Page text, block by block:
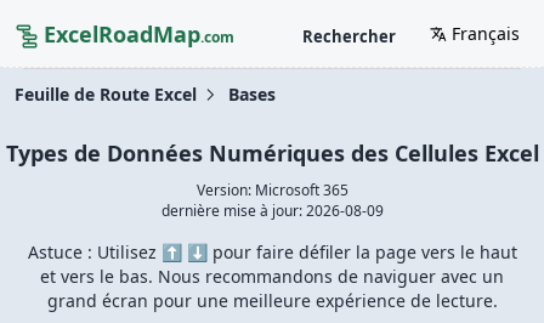
ExcelRoadMap.com Rechercher Français
Feuille de Route Excel Bases
Types de Données Numériques des Cellules Excel
Version: Microsoft 365
dernière mise à jour:2026-08-09
Astuce : Utilisez ⬆️ ⬇️ pour faire défiler la page vers le haut
et vers le bas. Nous recommandons de naviguer avec un
grand écran pour une meilleure expérience de lecture.